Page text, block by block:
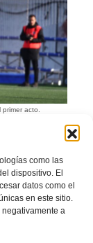
como las
dispositivo. El
datos como el
en este sitio.
negativamente a
acto.
creativos apenas